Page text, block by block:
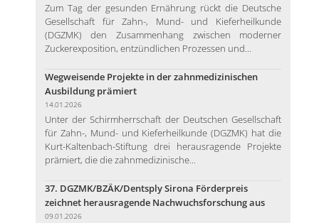
Zum Tag der gesunden Ernährung rückt die Deutsche
Gesellschaft für Zahn-, Mund- und Kieferheilkunde
(DGZMK) den Zusammenhang zwischen moderner
Zuckerexposition, entzündlichen Prozessen und...
Wegweisende Projekte in der zahnmedizinischen
Ausbildung prämiert
14.01.2026
Unter der Schirmherrschaft der Deutschen Gesellschaft
für Zahn-, Mund- und Kieferheilkunde (DGZMK) hat die
Kurt-Kaltenbach-Stiftung drei herausragende Projekte
prämiert, die die zahnmedizinische...
37. DGZMK/BZÄK/Dentsply Sirona Förderpreis
zeichnet herausragende Nachwuchsforschung aus
09.01.2026